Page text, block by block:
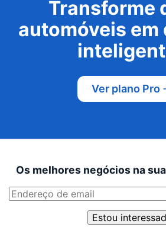
Transforme
automóveis em
Ver plano Pro
Os melhores negócios na
Estou